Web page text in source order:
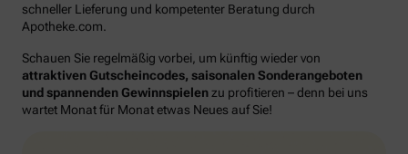
schneller Lieferung und kompetenter Beratung durch
Apotheke.com.
Schauen Sie regelmäßig vorbei, um künftig wieder von
attraktiven Gutscheincodes, saisonalen Sonderangeboten
und spannenden Gewinnspielenzu profitieren – denn bei uns
wartet Monat für Monat etwas Neues auf Sie!